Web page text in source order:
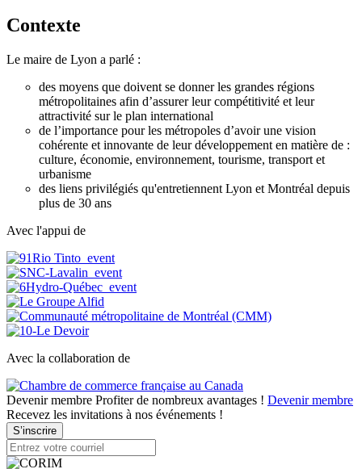
Contexte
Le maire de Lyon a parlé :
des moyens que doivent se donner les grandes régions
métropolitaines afin d’assurer leur compétitivité et leur
attractivité sur le plan international
de l’importance pour les métropoles d’avoir une vision
cohérente et innovante de leur développement en matière de :
culture, économie, environnement, tourisme, transport et
urbanisme
des liens privilégiés qu'entretiennent Lyon et Montréal depuis
plus de 30 ans
Avec l'appui de
Avec la collaboration de
Devenir membre Profiter de nombreux avantages ! Devenir membre
Recevez les invitations à nos événements !
S’inscrire